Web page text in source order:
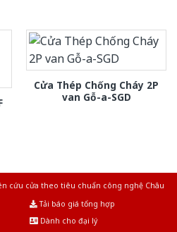
Cửa Thép Chống Cháy 2P
van Gỗ-a-SGD
cứu cửa theo tiêu chuẩn công nghệ Châu
Tải báo giá tổng hợp
Dành cho đại lý